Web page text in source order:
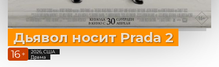
Дьявол носит Prada 2
16 +
2026, США
Драма